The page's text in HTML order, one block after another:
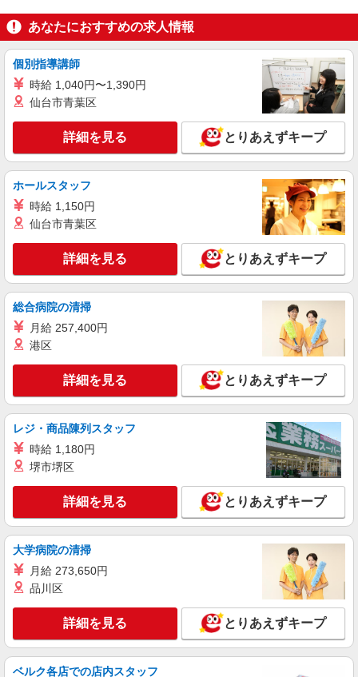
キープ 詳細を見る
アルバイト パート
コンパスグループ・ジャパン株式会社 21692_p
調理師【アルバイト・パート】
(試用期間2ヶ月) 残業が発生した場合、残業代を1
分単位で別途支給します。
ＳＵＢＡＲＵ太田 第3食堂 （群馬県太田市ス
バル町1-1）
キープ 詳細を見る
アルバイト パート
コンパスグループ・ジャパン株式会社 21692_p
調理補助【アルバイト・パート】
時給1,170円以上 試用期間中 時給1,170円以上
(試用期間2ヶ月) 残業が発生した場合、残業代を1
ＳＵＢＡＲＵ太田 第3食堂 （群馬県太田市ス
バル町1-1）
キープ 詳細を見る
調理補助【アルバイト・パート】
分単位で別途支給します。
王子製鉄 群馬工場店 （群馬県太田市新田反
町町120番地 内社員食堂1階）
キープ 詳細を見る
アルバイト パート
コンパスグループ・ジャパン株式会社 39635_p
調理補助【アルバイト・パート】
時給1,200円以上 試用期間中 時給1,200円以上
(試用期間2ヶ月) 残業が発生した場合、残業代を1
分単位で別途支給します。
介護老人保健施設ふじあく光荘 （群馬県太田
あなたにおすすめの求人情報
個別指導講師
時給 1,040円〜1,390円
仙台市青葉区
詳細を見る とりあえずキープ
ホールスタッフ
時給 1,150円
仙台市青葉区
詳細を見る とりあえずキープ
総合病院の清掃
月給 257,400円
港区
詳細を見る とりあえずキープ
レジ・商品陳列スタッフ
時給 1,180円
堺市堺区
詳細を見る とりあえずキープ
大学病院の清掃
月給 273,650円
品川区
詳細を見る とりあえずキープ
ベルク各店での店内スタッフ